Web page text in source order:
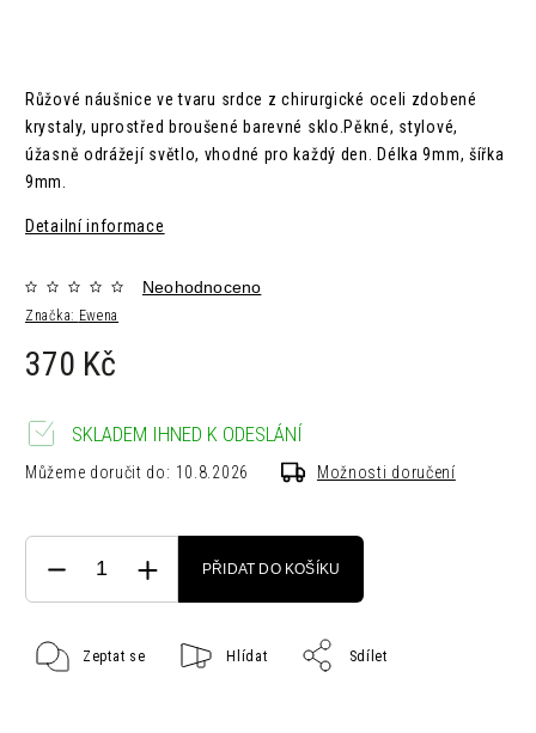
Růžové náušnice ve tvaru srdce z chirurgické oceli zdobené
krystaly, uprostřed broušené barevné sklo.Pěkné, stylové,
úžasně odrážejí světlo, vhodné pro každý den. Délka 9mm, šířka
9mm.
Detailní informace
Značka: Ewena
Neohodnoceno
370 Kč
SKLADEM IHNED K ODESLÁNÍ
Můžeme doručit do: 10.8.2026 Možnosti doručení
PŘIDAT DO KOŠÍKU
Zeptat se Hlídat Sdílet